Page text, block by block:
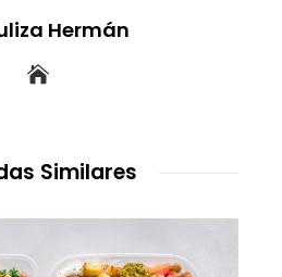
Hermán
Similares